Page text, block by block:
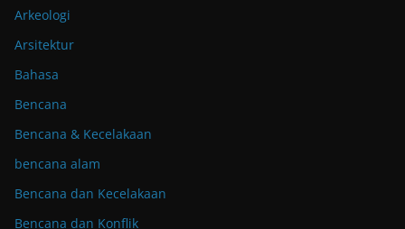
Arkeologi
Arsitektur
Bahasa
Bencana
Bencana & Kecelakaan
bencana alam
Bencana dan Kecelakaan
Bencana dan Konflik